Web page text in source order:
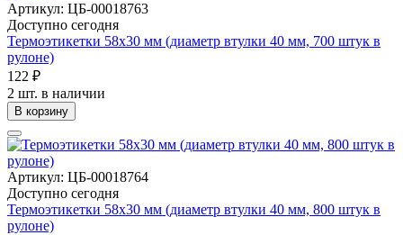
Артикул: ЦБ-00018763
Доступно сегодня
Термоэтикетки 58х30 мм (диаметр втулки 40 мм, 700 штук в
рулоне)
122 ₽
2 шт. в наличии
В корзину
Артикул: ЦБ-00018764
Доступно сегодня
Термоэтикетки 58х30 мм (диаметр втулки 40 мм, 800 штук в
рулоне)